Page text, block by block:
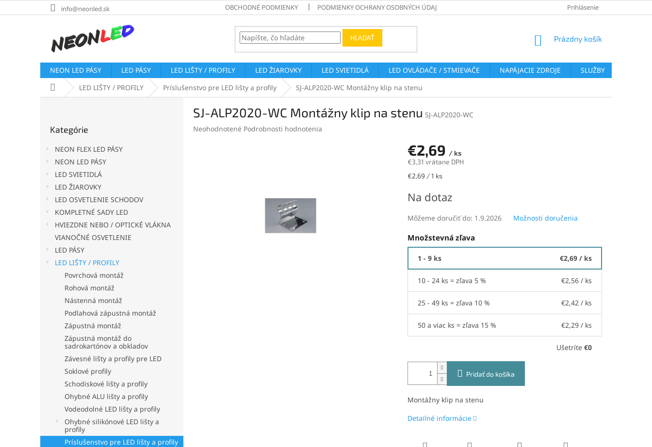
na
info@neonled.sk OBCHODNÉ PODMIENKY PODMIENKY OCHRANY OSOBNÝCH ÚDAJOV VRÁTENIE TOVARU
Prihlásenie
HĽADAŤ
NÁKUPNÝ
Prázdny košík
NEON LED PÁSY LED PÁSY LED LIŠTY / PROFILY LED ŽIAROVKY LED SVIETIDLÁ LED OVLÁDAČE / STMIEVAČE NAPÁJACIE ZDROJE SLUŽBY
DomovLED LIŠTY / PROFILY Príslušenstvo pre LED lišty a profily SJ-ALP2020-WC Montážny klip na stenu
kategórie
Kategórie
NEON FLEX LED PÁSY
NEON LED PÁSY
LED SVIETIDLÁ
LED ŽIAROVKY
LED OSVETLENIE SCHODOV
KOMPLETNÉ SADY LED
HVIEZDNE NEBO / OPTICKÉ VLÁKNA
VIANOČNÉ OSVETLENIE
LED PÁSY
LED LIŠTY / PROFILY
Povrchová montáž
Rohová montáž
Nástenná montáž
Podlahová zápustná montáž
Zápustná montáž
Zápustná montáž do
sadrokartónov a obkladov
Závesné lišty a profily pre LED
Soklové profily
Schodiskové lišty a profily
Ohybné ALU lišty a profily
Vodeodolné LED lišty a profily
Ohybné silikónové LED lišty a
profily
Príslušenstvo pre LED lišty a profily
SJ-ALP2020-WC Montážny klip na stenu SJ-ALP2020-WC
Priemerné
Neohodnotené Podrobnosti hodnotenia
€2,69 / ks
€3,31 vrátane DPH
Jednotková
€2,69 / 1 ks
Na dotaz
Môžeme doručiť do: 1.9.2026 Možnosti doručenia
Množstevná zľava
1 - 9 ks €2,69 / ks
10 - 24 ks = zľava 5 % €2,56 / ks
25 - 49 ks = zľava 10 % €2,42 / ks
50 a viac ks = zľava 15 % €2,29 / ks
Ušetríte €0
Pridať do košíka
Montážny klip na stenu
Detailné informácie